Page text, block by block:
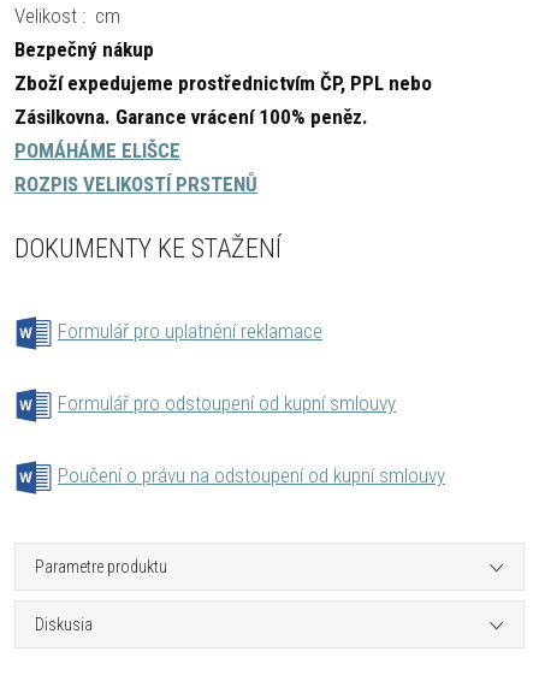
Velikost : cm
Bezpečný nákup
Zboží expedujeme prostřednictvím ČP, PPL nebo
Zásilkovna. Garance vrácení 100% peněz.
POMÁHÁME ELIŠCE
ROZPIS VELIKOSTÍ PRSTENŮ
DOKUMENTY KE STAŽENÍ
Formulář pro uplatnění reklamace
Formulář pro odstoupení od kupní smlouvy
Poučení o právu na odstoupení od kupní smlouvy
Parametre produktu
Diskusia